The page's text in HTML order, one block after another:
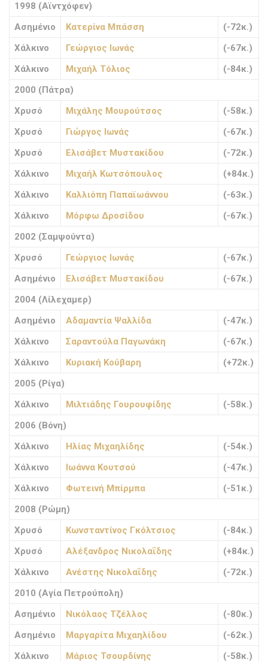
1998 (Αϊντχόφεν)
Ασημένιο
Κατερίνα Μπάσση
(-72κ.)
Χάλκινο
Γεώργιος Ιωνάς
(-67κ.)
Χάλκινο
Μιχαήλ Τόλιος
(-84κ.)
2000 (Πάτρα)
Χρυσό
Μιχάλης Μουρούτσος
(-58κ.)
Χρυσό
Γιώργος Ιωνάς
(-67κ.)
Χρυσό
Ελισάβετ Μυστακίδου
(-72κ.)
Χάλκινο
Μιχαήλ Κωτσόπουλος
(+84κ.)
Χάλκινο
Καλλιόπη Παπαϊωάννου
(-63κ.)
Χάλκινο
Μόρφω Δροσίδου
(-67κ.)
2002 (Σαμψούντα)
Χρυσό
Γεώργιος Ιωνάς
(-67κ.)
Ασημένιο
Ελισάβετ Μυστακίδου
(-67κ.)
2004 (Λίλεχαμερ)
Ασημένιο
Αδαμαντία Ψαλλίδα
(-47κ.)
Χάλκινο
Σαραντούλα Παγωνάκη
(-67κ.)
Χάλκινο
Κυριακή Κούβαρη
(+72κ.)
2005 (Ρίγα)
Χάλκινο
Μιλτιάδης Γουρουφίδης
(-58κ.)
2006 (Βόνη)
Χάλκινο
Ηλίας Μιχαηλίδης
(-54κ.)
Χάλκινο
Ιωάννα Κουτσού
(-47κ.)
Χάλκινο
Φωτεινή Μπίρμπα
(-51κ.)
2008 (Ρώμη)
Χρυσό
Κωνσταντίνος Γκόλτσιος
(-84κ.)
Χρυσό
Αλέξανδρος Νικολαΐδης
(+84κ.)
Χάλκινο
Ανέστης Νικολαΐδης
(-72κ.)
2010 (Αγία Πετρούπολη)
Ασημένιο
Νικόλαος Τζέλλος
(-80κ.)
Ασημένιο
Μαργαρίτα Μιχαηλίδου
(-62κ.)
Χάλκινο
Μάριος Τσουρδίνης
(-58κ.)